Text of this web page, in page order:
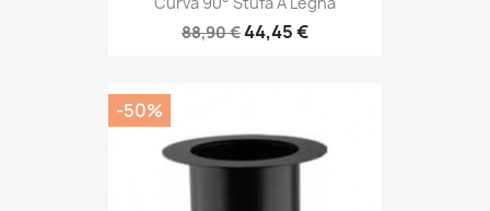
88,90 €44,45 €
-50%